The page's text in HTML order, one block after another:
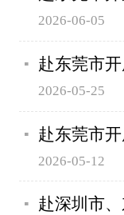
2026-06-05
赴东莞市
2026-05-25
赴东莞市
2026-05-12
赴深圳市